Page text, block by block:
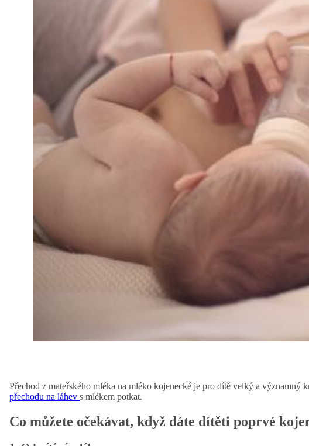
Přechod z mateřského mléka na mléko kojenecké je pro dítě velký a
přechodu na láhev s mlékem potkat.
Co můžete očekávat, když dáte dítěti poprvé